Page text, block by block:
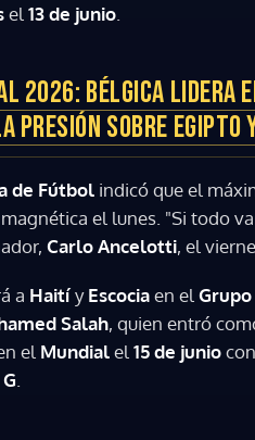
el 13 de junio
2026: BÉLGICA LIDERA
PRESIÓN SOBRE EGIPTO
de Fútbol indicó que el
el lunes. "Si todo
Carlo Ancelotti, el
a HaitíyEscociaen el Grupo
Salah, quien entró
el Mundialel 15 de junio